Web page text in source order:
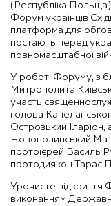
(Республіка Польща)
Форум українців
платформа для
постають перед
повномасштабної
У роботі Форуму, з
Митрополита
участь
голова Капеланської
Острозький Іларіон,
Нововолинський
протоієрей Василь
протодиякон Тарас
Урочисте відкриття
виконанням